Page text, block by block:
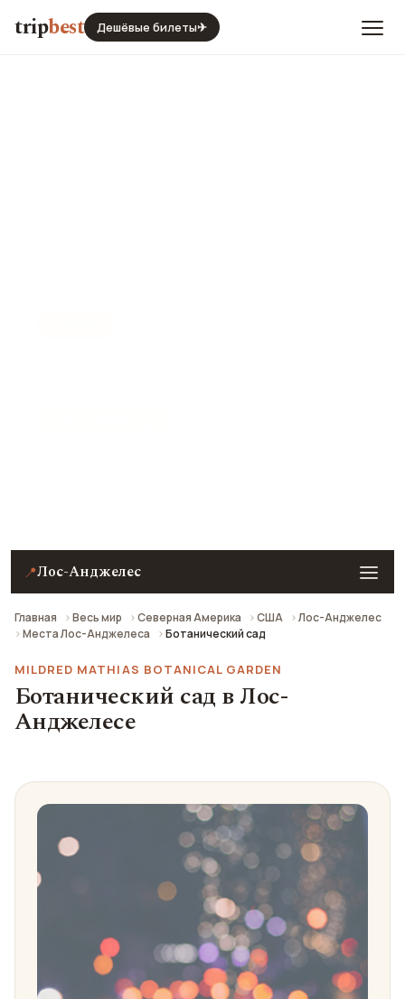
tripbest Дешёвые билеты✈
📍Лос-Анджелес
Главная Весь мир Северная Америка США
Лос-Анджелес
Места Лос-Анджелеса
Ботанический сад
MILDRED MATHIAS BOTANICAL GARDEN
Ботанический сад в Лос-
Анджелесе